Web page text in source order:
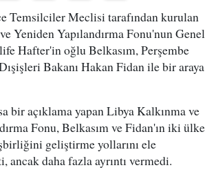
Temsilciler Meclisi tarafından kurulan
Yeniden Yapılandırma Fonu'nun Genel
Hafter'in oğlu Belkasım, Perşembe
Bakanı Hakan Fidan ile bir araya
bir açıklama yapan Libya Kalkınma ve
Fonu, Belkasım ve Fidan'ın iki ülke
geliştirme yollarını ele
ancak daha fazla ayrıntı vermedi.